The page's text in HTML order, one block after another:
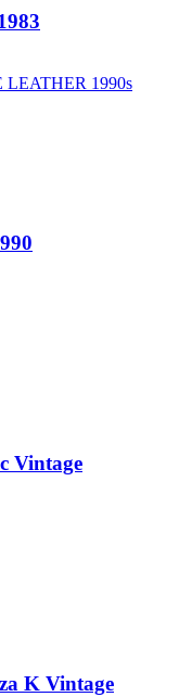
Vintage
K Vintage